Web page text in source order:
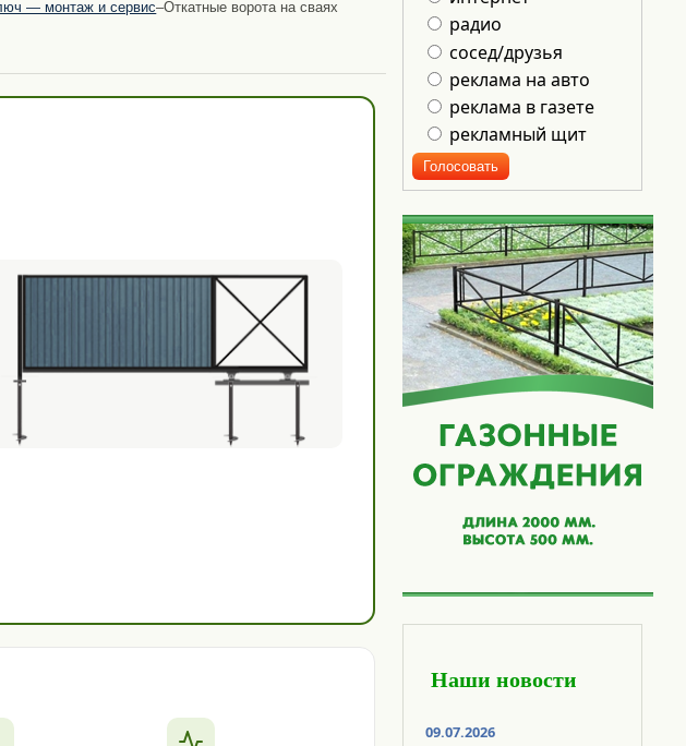
радио
сосед/друзья
реклама на авто
реклама в газете
рекламный щит
Наши новости
09.07.2026
— монтаж и сервис–Откатные ворота на сваях